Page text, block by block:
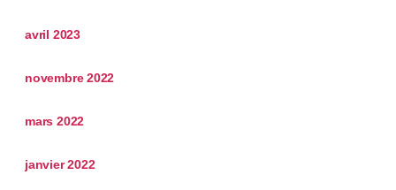
avril 2023
novembre 2022
mars 2022
janvier 2022